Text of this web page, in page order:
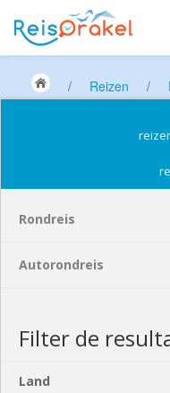
/ Reizen /
Rondreis
Autorondreis
Filter de
Land